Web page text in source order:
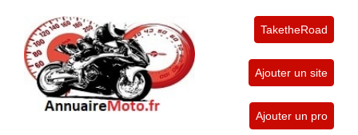
TaketheRoad
Ajouter un site
Ajouter un pro